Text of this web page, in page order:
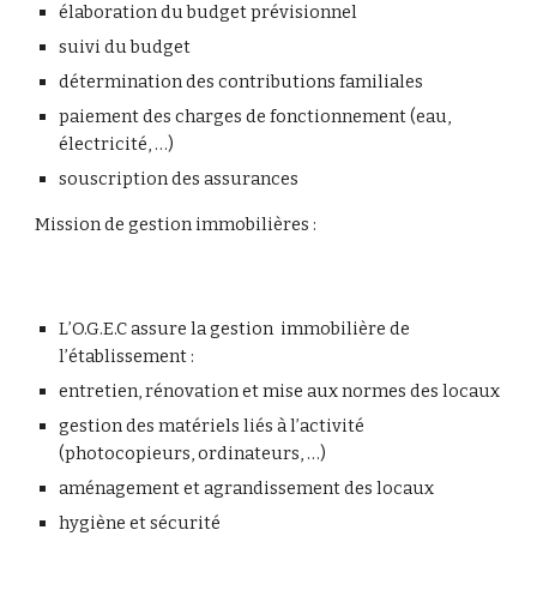
élaboration du budget prévisionnel
suivi du budget
détermination des contributions familiales
paiement des charges de fonctionnement (eau,
électricité, …)
souscription des assurances
Mission de gestion immobilières :
L’O.G.E.C assure la gestion  immobilière de
l’établissement :
entretien, rénovation et mise aux normes des locaux
gestion des matériels liés à l’activité
(photocopieurs, ordinateurs, …)
aménagement et agrandissement des locaux
hygiène et sécurité